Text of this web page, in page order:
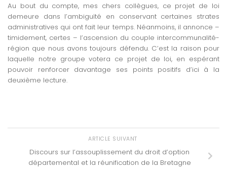
Au bout du compte, mes chers collègues, ce projet de loi
demeure dans l’ambiguïté en conservant certaines strates
administratives qui ont fait leur temps. Néanmoins, il annonce –
timidement, certes – l’ascension du couple intercommunalité-
région que nous avons toujours défendu. C’est la raison pour
laquelle notre groupe votera ce projet de loi, en espérant
pouvoir renforcer davantage ses points positifs d’ici à la
deuxième lecture.
ARTICLE SUIVANT
Discours sur l’assouplissement du droit d’option
départemental et la réunification de la Bretagne